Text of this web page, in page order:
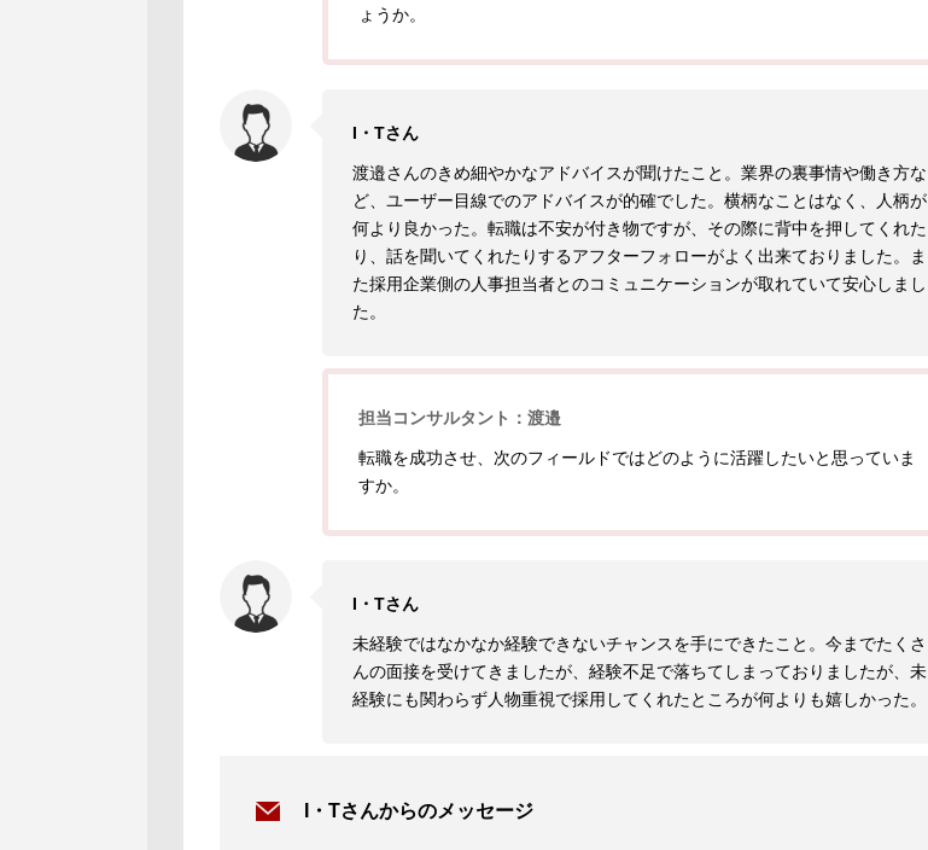
ょうか。
I・Tさん
渡邉さんのきめ細やかなアドバイスが聞けたこと。業界の裏事情や働き方な
ど、ユーザー目線でのアドバイスが的確でした。横柄なことはなく、人柄が
何より良かった。転職は不安が付き物ですが、その際に背中を押してくれた
り、話を聞いてくれたりするアフターフォローがよく出来ておりました。ま
た採用企業側の人事担当者とのコミュニケーションが取れていて安心しまし
た。
担当コンサルタント：渡邉
転職を成功させ、次のフィールドではどのように活躍したいと思っていま
すか。
I・Tさん
未経験ではなかなか経験できないチャンスを手にできたこと。今までたくさ
んの面接を受けてきましたが、経験不足で落ちてしまっておりましたが、未
経験にも関わらず人物重視で採用してくれたところが何よりも嬉しかった。
I・Tさんからのメッセージ